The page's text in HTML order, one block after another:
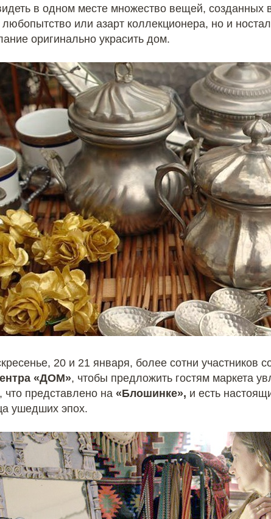
в одном месте множество вещей, созданных
любопытство или азарт коллекционера, но и
оригинально украсить дом.
20 и 21 января, более сотни участников
«ДОМ», чтобы предложить гостям маркета
что представлено на «Блошинке», и есть
ушедших эпох.